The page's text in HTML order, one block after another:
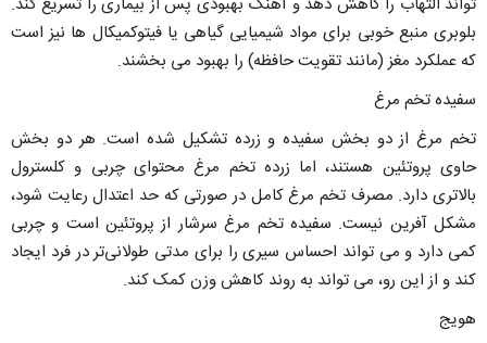
بلوبری منبع خوبی برای مواد شیمیایی گیاهی یا فیتوکمیکال ها نیز است
که عملکرد مغز (مانند تقویت حافظه) را بهبود می بخشند.
سفیده تخم مرغ
تخم مرغ از دو بخش سفیده و زرده تشکیل شده است. هر دو بخش
حاوی پروتئین هستند، اما زرده تخم مرغ محتوای چربی و کلسترول
بالاتری دارد. مصرف تخم مرغ کامل در صورتی که حد اعتدال رعایت شود،
مشکل آفرین نیست. سفیده تخم مرغ سرشار از پروتئین است و چربی
کمی دارد و می تواند احساس سیری را برای مدتی طولانی‌تر در فرد ایجاد
کند و از این رو، می تواند به روند کاهش وزن کمک کند.
هویج